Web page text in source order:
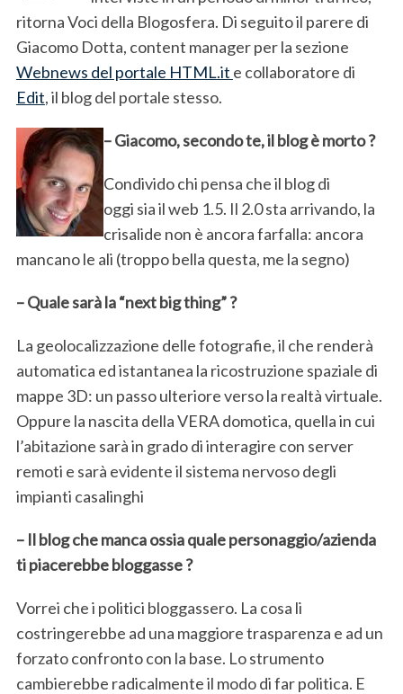
ritorna Voci della Blogosfera. Di seguito il parere di
Giacomo Dotta, content manager per la sezione
Webnews del portale HTML.it e collaboratore di
Edit, il blog del portale stesso.
– Giacomo, secondo te, il blog è morto ?
Condivido chi pensa che il blog di
oggi sia il web 1.5. Il 2.0 sta arrivando, la
crisalide non è ancora farfalla: ancora
mancano le ali (troppo bella questa, me la segno)
– Quale sarà la “next big thing” ?
La geolocalizzazione delle fotografie, il che renderà
automatica ed istantanea la ricostruzione spaziale di
mappe 3D: un passo ulteriore verso la realtà virtuale.
Oppure la nascita della VERA domotica, quella in cui
l’abitazione sarà in grado di interagire con server
remoti e sarà evidente il sistema nervoso degli
impianti casalinghi
– Il blog che manca ossia quale personaggio/azienda
ti piacerebbe bloggasse ?
Vorrei che i politici bloggassero. La cosa li
costringerebbe ad una maggiore trasparenza e ad un
forzato confronto con la base. Lo strumento
cambierebbe radicalmente il modo di far politica. E